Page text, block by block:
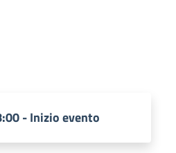
- Inizio evento